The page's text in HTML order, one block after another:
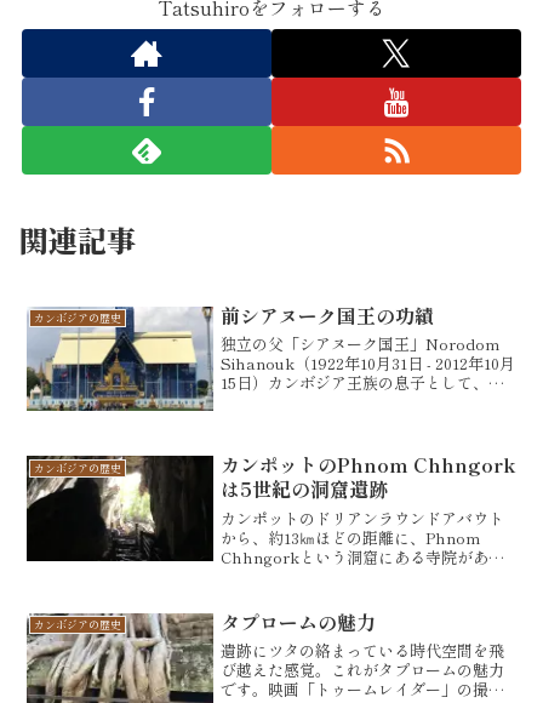
Tatsuhiroをフォローする
関連記事
カンボジアの歴史 前シアヌーク国王の功績
独立の父「シアヌーク国王」Norodom
Sihanouk（1922年10月31日 - 2012年10月
15日）カンボジア王族の息子として、カ
カンボジアの歴史
カンポットのPhnom Chhngork
は5世紀の洞窟遺跡
カンポットのドリアンラウンドアバウト
から、約13㎞ほどの距離に、Phnom
Chhngorkという洞窟にある寺院があり
両の後ろでは、土ぼこりが舞い上がりま
すので、ちょっ...
カンボジアの歴史 タプロームの魅力
遺跡にツタの絡まっている時代空間を飛
び越えた感覚。これがタプロームの魅力
です。映画「トゥームレイダー」の撮影